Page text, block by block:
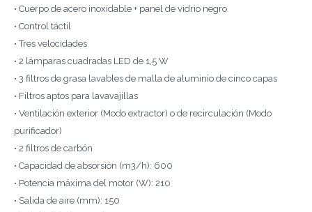
• Cuerpo de acero inoxidable + panel de vidrio negro
• Control táctil
• Tres velocidades
• 2 lámparas cuadradas LED de 1,5 W
• 3 filtros de grasa lavables de malla de aluminio de cinco capas
• Filtros aptos para lavavajillas
• Ventilación exterior (Modo extractor) o de recirculación (Modo
purificador)
• 2 filtros de carbón
• Capacidad de absorsión (m3/h): 600
• Potencia máxima del motor (W): 210
• Salida de aire (mm): 150